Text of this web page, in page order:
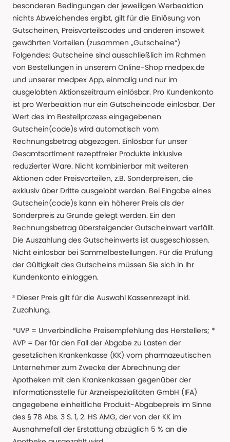
besonderen Bedingungen der jeweiligen Werbeaktion
nichts Abweichendes ergibt, gilt für die Einlösung von
Gutscheinen, Preisvorteilscodes und anderen insoweit
gewährten Vorteilen (zusammen „Gutscheine“)
Folgendes: Gutscheine sind ausschließlich im Rahmen
von Bestellungen in unserem Online-Shop medpex.de
und unserer medpex App, einmalig und nur im
ausgelobten Aktionszeitraum einlösbar. Pro Kundenkonto
ist pro Werbeaktion nur ein Gutscheincode einlösbar. Der
Wert des im Bestellprozess eingegebenen
Gutschein(code)s wird automatisch vom
Rechnungsbetrag abgezogen. Einlösbar für unser
Gesamtsortiment rezeptfreier Produkte inklusive
reduzierter Ware. Nicht kombinierbar mit weiteren
Aktionen oder Preisvorteilen, z.B. Sonderpreisen, die
exklusiv über Dritte ausgelobt werden. Bei Eingabe eines
Gutschein(code)s kann ein höherer Preis als der
Sonderpreis zu Grunde gelegt werden. Ein den
Rechnungsbetrag übersteigender Gutscheinwert verfällt.
Die Auszahlung des Gutscheinwerts ist ausgeschlossen.
Nicht einlösbar bei Sammelbestellungen. Für die Prüfung
der Gültigkeit des Gutscheins müssen Sie sich in Ihr
Kundenkonto einloggen.
³ Dieser Preis gilt für die Auswahl Kassenrezept inkl.
Zuzahlung.
*UVP = Unverbindliche Preisempfehlung des Herstellers; *
AVP = Der für den Fall der Abgabe zu Lasten der
gesetzlichen Krankenkasse (KK) vom pharmazeutischen
Unternehmer zum Zwecke der Abrechnung der
Apotheken mit den Krankenkassen gegenüber der
Informationsstelle für Arzneispezialitäten GmbH (IFA)
angegebene einheitliche Produkt-Abgabepreis im Sinne
des § 78 Abs. 3 S. 1, 2. HS AMG, der von der KK im
Ausnahmefall der Erstattung abzüglich 5 % an die